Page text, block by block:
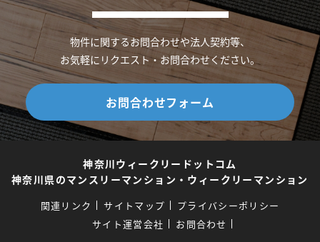
物件に関するお問合わせや法人契約等、
お気軽にリクエスト・お問合わせください。
お問合わせフォーム
神奈川ウィークリードットコム
神奈川県のマンスリーマンション・ウィークリーマンション
関連リンク サイトマップ
プライバシーポリシー
サイト運営会社
お問合わせ